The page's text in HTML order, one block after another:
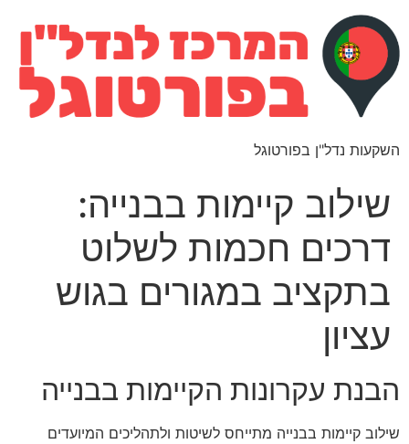
השקעות נדל"ן בפורטוגל
שילוב קיימות בבנייה:
דרכים חכמות לשלוט
בתקציב במגורים בגוש
עציון
הבנת עקרונות הקיימות בבנייה
שילוב קיימות בבנייה מתייחס לשיטות ולתהליכים המיועדים